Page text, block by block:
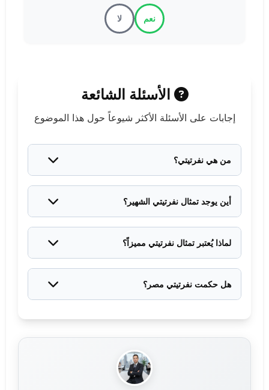
نعم لا
الأسئلة الشائعة
إجابات على الأسئلة الأكثر شيوعاً حول هذا الموضوع
من هي نفرتيتي؟
في القرن الرابع عشر قبل الميلاد خلال الأسرة الثامنة
عشرة. اشتهرت بجمالها الأسطوري وقوتها السياسية.
أين يوجد تمثال نفرتيتي الشهير؟
منذ اكتشافه عام ١٩١٢، وهو محل جدل دبلوماسي مستمر
بين مصر وألمانيا.
لماذا يُعتبر تمثال نفرتيتي مميزاً؟
عمره، ويُعتبر من أجمل نماذج فن النحت في الحضارة
المصرية القديمة.
هل حكمت نفرتيتي مصر؟
وفاته تحت اسم مختلف، لكن هذا ما زال موضوع نقاش
علمي.